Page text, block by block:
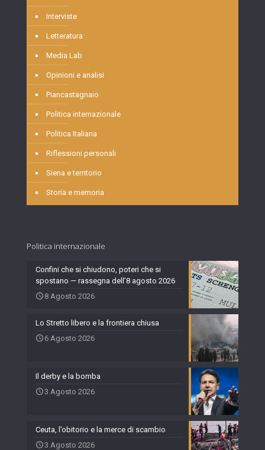
Interviste
Letteratura
Media Lab
Opinioni e analisi
Piancastagnaio
Politica internazionale
Politica Italiana
Riflessioni personali
Siena e territorio
Storia e memoria
Politica internazionale
Confini che si chiudono, poteri che si
spostano — rassegna dell’8 agosto 2026
8 Agosto 2026
Lo Stretto libero e la frontiera chiusa
6 Agosto 2026
Il derby e la bomba
3 Agosto 2026
Ceuta, l’obitorio e la merce di scambio
3 Agosto 2026